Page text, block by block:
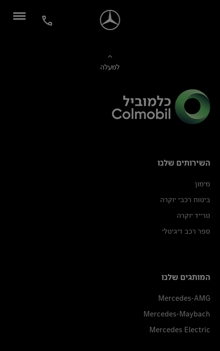
למעלה
השירותים שלנו
מימון
ביטוח רכבי יוקרה
טרייד יוקרה
ספר רכב דיגיטלי
המותגים שלנו
Mercedes-AMG
Mercedes-Maybach
Mercedes Electric